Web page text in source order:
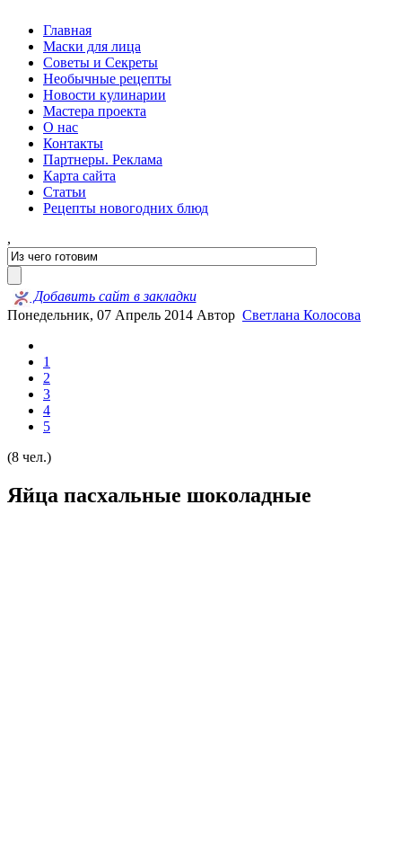
Главная
Маски для лица
Советы и Секреты
Необычные рецепты
Новости кулинарии
Мастера проекта
О нас
Контакты
Партнеры. Реклама
Карта сайта
Статьи
Рецепты новогодних блюд
,
Добавить сайт в закладки
Понедельник, 07 Апрель 2014 Автор Светлана Колосова
1
2
3
4
5
(8 чел.)
Яйца пасхальные шоколадные